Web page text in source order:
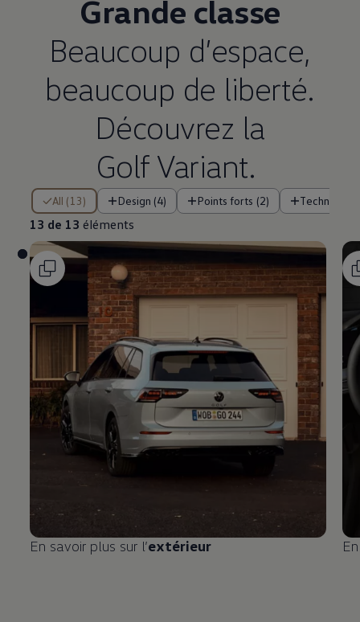
Grande classe
Beaucoup d’espace,
beaucoup de liberté.
Découvrez la
Golf Variant.
All (13) Design (4) Points forts (2)
13 de 13 éléments
13 de 13 éléments
En savoir plus sur l’extérieur